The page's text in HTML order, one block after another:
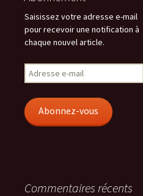
Saisissez votre adresse e-mail
pour recevoir une notification à
chaque nouvel article.
Adresse
e-
Abonnez-vous
Commentaires récents